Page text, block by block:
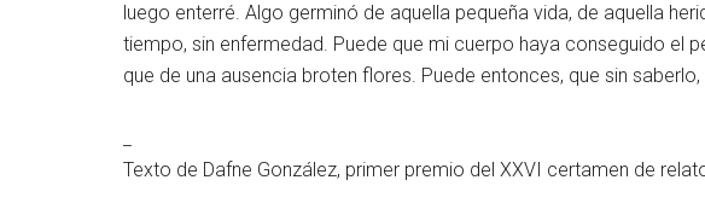
luego enterré. Algo germinó de aquella pequeña vida, de aquella
tiempo, sin enfermedad. Puede que mi cuerpo haya conseguido el
que de una ausencia broten flores. Puede entonces, que sin
Texto de Dafne González, primer premio del XXVI certamen de